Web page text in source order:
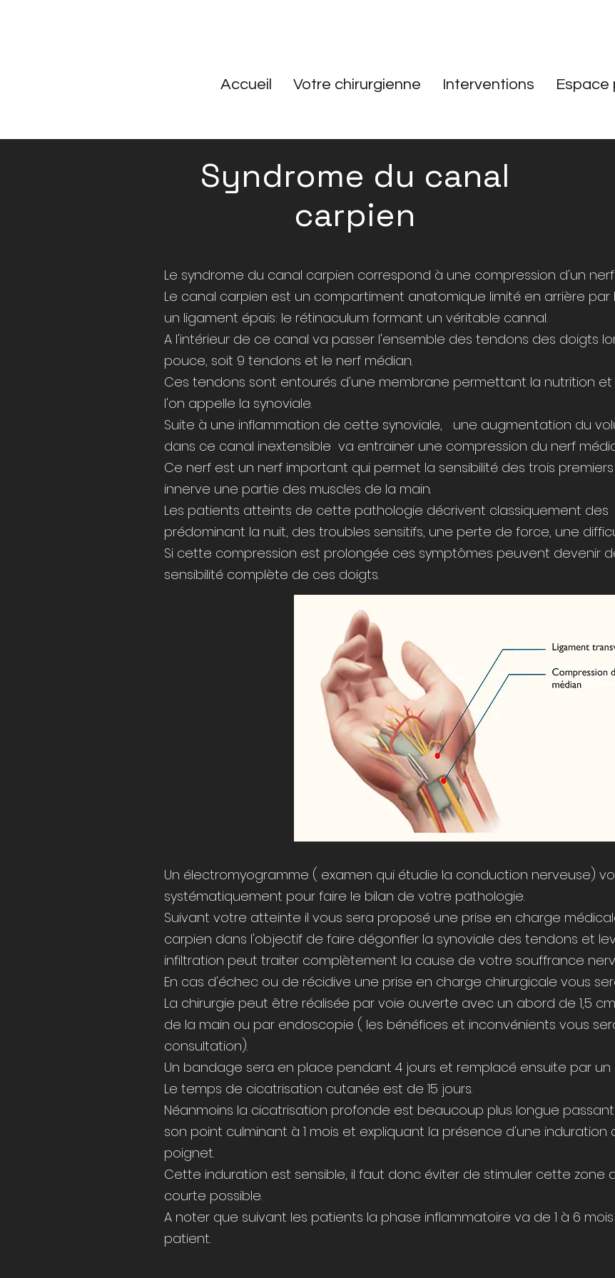
Accueil Votre chirurgienne Interventions Espace
Syndrome du canal
carpien
Le syndrome du canal carpien correspond à une compression d'un nerf
Le canal carpien est un compartiment anatomique limité en arrière
un ligament épais: le rétinaculum formant un véritable cannal.
A l'intérieur de ce canal va passer l'ensemble des tendons des doigts
pouce, soit 9 tendons et le nerf médian.
Ces tendons sont entourés d'une membrane permettant la nutrition
l'on appelle la synoviale.
Suite à une inflammation de cette synoviale, une augmentation du
dans ce canal inextensible va entrainer une compression du nerf
Ce nerf est un nerf important qui permet la sensibilité des trois
innerve une partie des muscles de la main.
Les patients atteints de cette pathologie décrivent classiquement des
prédominant la nuit, des troubles sensitifs, une perte de force, une
Si cette compression est prolongée ces symptômes peuvent devenir
sensibilité complète de ces doigts.
Un électromyogramme ( examen qui étudie la conduction nerveuse)
systématiquement pour faire le bilan de votre pathologie.
Suivant votre atteinte il vous sera proposé une prise en charge
carpien dans l'objectif de faire dégonfler la synoviale des tendons et
infiltration peut traiter complètement la cause de votre souffrance
En cas d'échec ou de récidive une prise en charge chirurgicale vous
La chirurgie peut être réalisée par voie ouverte avec un abord de 1,5
de la main ou par endoscopie ( les bénéfices et inconvénients vous
consultation).
Un bandage sera en place pendant 4 jours et remplacé ensuite par
Le temps de cicatrisation cutanée est de 15 jours.
Néanmoins la cicatrisation profonde est beaucoup plus longue
son point culminant à 1 mois et expliquant la présence d'une
poignet.
Cette induration est sensible, il faut donc éviter de stimuler cette zone
courte possible.
A noter que suivant les patients la phase inflammatoire va de 1 à 6
patient.